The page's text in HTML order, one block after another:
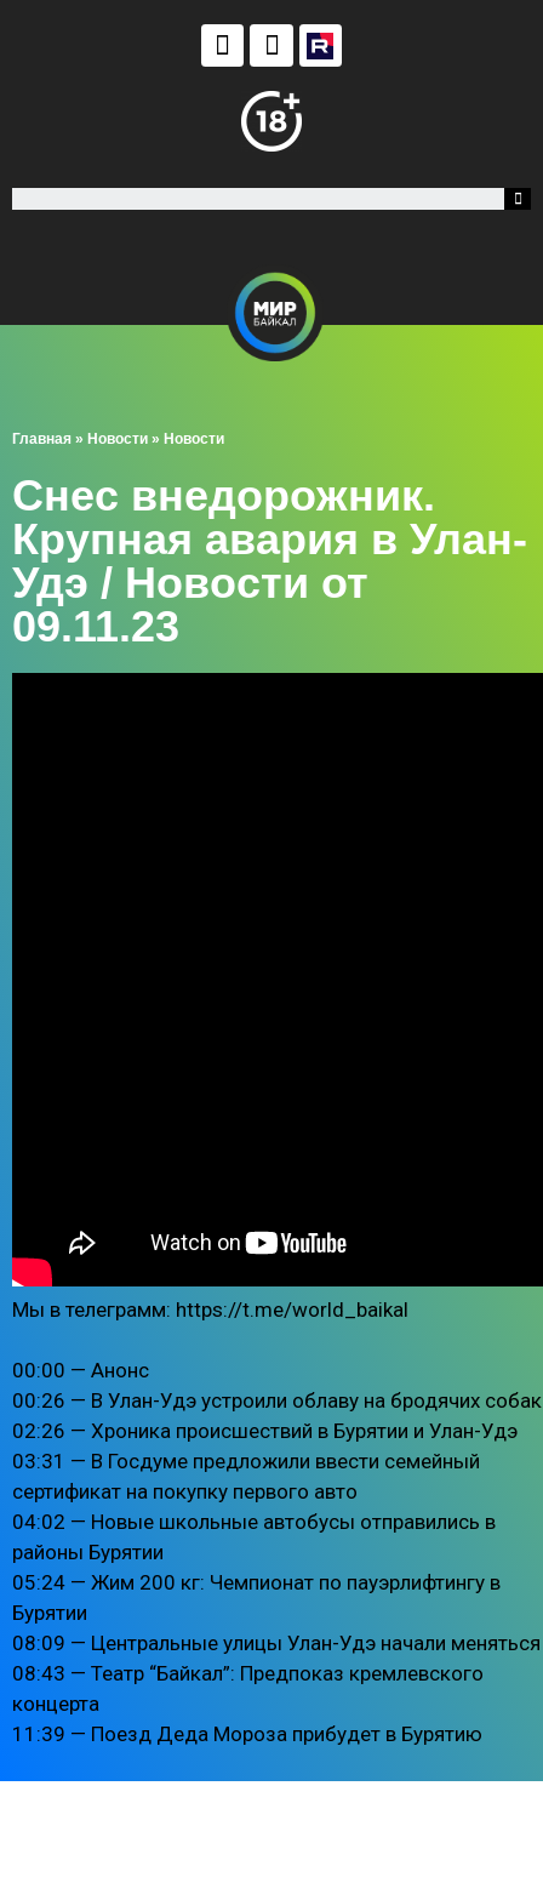
Главная » Новости » Новости
Снес внедорожник.
Крупная авария в Улан-
Удэ / Новости от
09.11.23
Мы в телеграмм: https://t.me/world_baikal
00:00 — Анонс
00:26 — В Улан-Удэ устроили облаву на бродячих собак
02:26 — Хроника происшествий в Бурятии и Улан-Удэ
03:31 — В Госдуме предложили ввести семейный
сертификат на покупку первого авто
04:02 — Новые школьные автобусы отправились в
районы Бурятии
05:24 — Жим 200 кг: Чемпионат по пауэрлифтингу в
Бурятии
08:09 — Центральные улицы Улан-Удэ начали меняться
08:43 — Театр “Байкал”: Предпоказ кремлевского
концерта
11:39 — Поезд Деда Мороза прибудет в Бурятию